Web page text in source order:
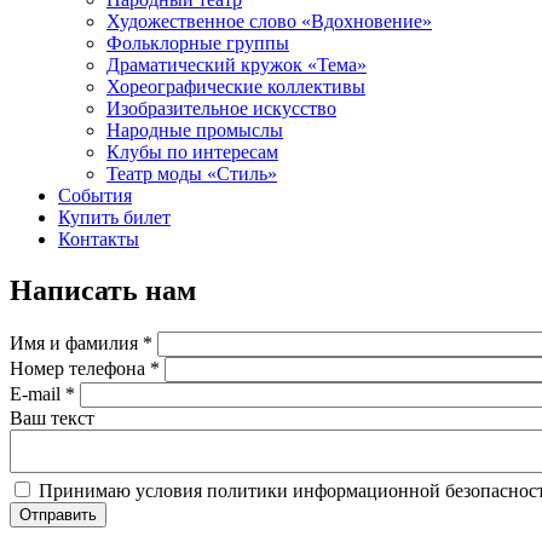
Художественное слово «Вдохновение»
Фольклорные группы
Драматический кружок «Тема»
Хореографические коллективы
Изобразительное искусство
Народные промыслы
Клубы по интересам
Театр моды «Стиль»
События
Купить билет
Контакты
Написать нам
Имя и фамилия *
Номер телефона *
E-mail *
Ваш текст
Принимаю условия политики информационной